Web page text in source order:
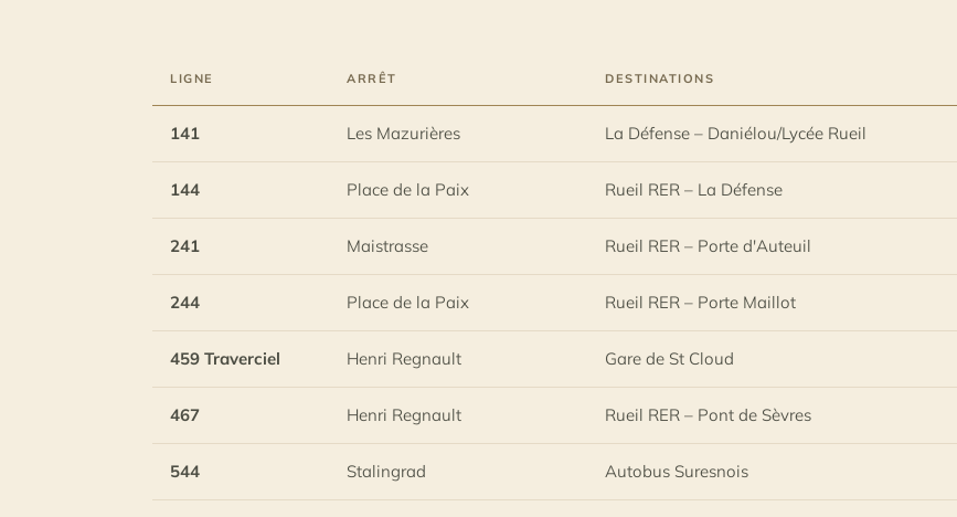
LIGNE ARRÊT DESTINATIONS
141 Les Mazurières La Défense – Daniélou/Lycée Rueil
144 Place de la Paix Rueil RER – La Défense
241 Maistrasse Rueil RER – Porte d'Auteuil
244 Place de la Paix Rueil RER – Porte Maillot
459 Traverciel Henri Regnault Gare de St Cloud
467 Henri Regnault Rueil RER – Pont de Sèvres
544 Stalingrad Autobus Suresnois